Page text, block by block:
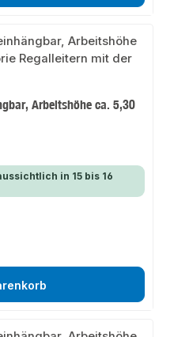
Arbeitshöhe ca. 5,30
in 15 bis 16